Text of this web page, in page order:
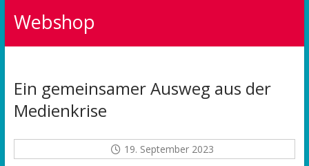
Demokratie
Webshop
Ein gemeinsamer Ausweg aus der
Medienkrise
19. September 2023